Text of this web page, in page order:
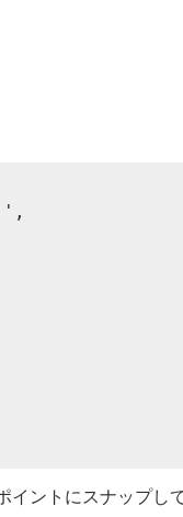
イントにスナップし